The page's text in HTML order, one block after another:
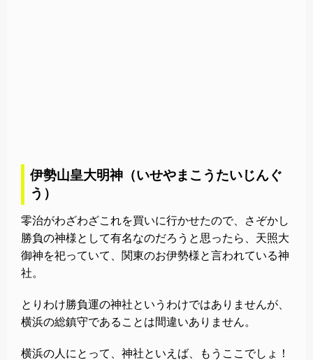
伊勢山皇大明神（いせやまこうたいじんぐ
う）
零治がわざわざこれを買いに行かせたので、さぞかし
勝負の神様として有名なのだろうと思ったら、天照大
御神を祀っていて、関東のお伊勢様と言われている神
社。
とりわけ勝負運の神社というわけではありませんが、
横浜の総鎮守であることは間違いありません。
横浜の人にとって、神社といえば、もうここでしょ！